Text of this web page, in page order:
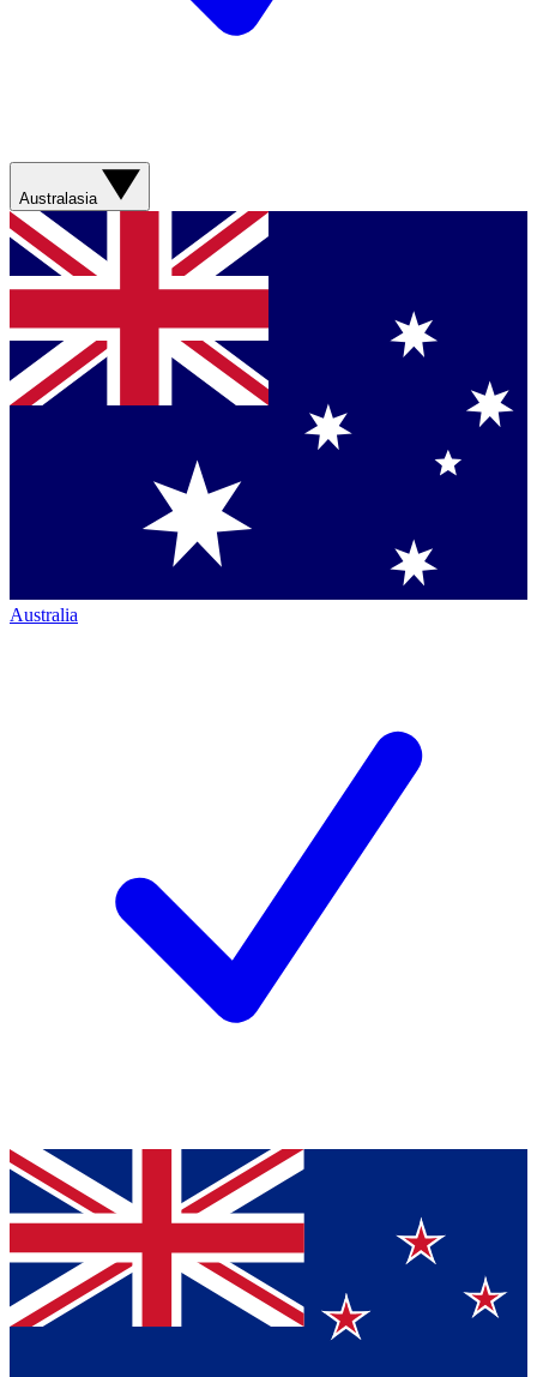
Australasia
Australia